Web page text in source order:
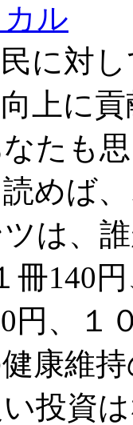
ル
に対
向上に
たも
めば
は、
冊140
円、１
康維
投資